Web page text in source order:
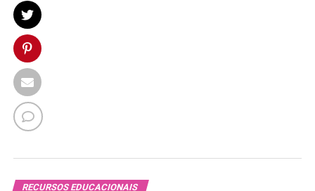
RECURSOS EDUCACIONAIS